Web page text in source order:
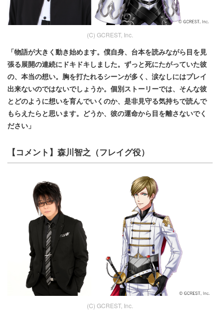
(C) GCREST, Inc.
「物語が大きく動き始めます。僕自身、台本を読みながら目を見
張る展開の連続にドキドキしました。ずっと死にたがっていた彼
の、本当の想い。胸を打たれるシーンが多く、涙なしにはプレイ
出来ないのではないでしょうか。個別ストーリーでは、そんな彼
とどのように想いを育んでいくのか、是非見守る気持ちで読んで
もらえたらと思います。どうか、彼の運命から目を離さないでく
ださい」
【コメント】森川智之（フレイグ役）
(C) GCREST, Inc.